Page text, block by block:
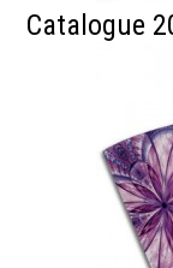
Catalogue